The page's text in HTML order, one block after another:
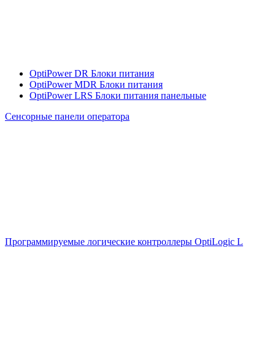
OptiPower DR Блоки питания
OptiPower MDR Блоки питания
OptiPower LRS Блоки питания панельные
Сенсорные панели оператора
Программируемые логические контроллеры OptiLogic L